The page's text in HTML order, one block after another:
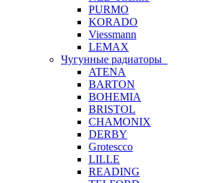
PURMO
KORADO
Viessmann
LEMAX
Чугунные радиаторы
ATENA
BARTON
BOHEMIA
BRISTOL
CHAMONIX
DERBY
Grotescco
LILLE
READING